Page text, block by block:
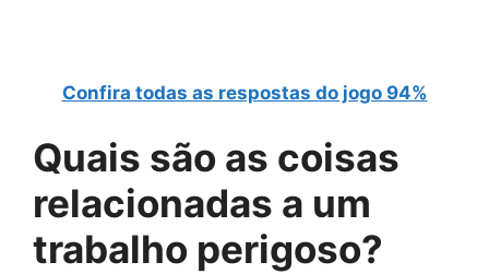
Confira todas as respostas do jogo 94%
Quais são as coisas
relacionadas a um
trabalho perigoso?